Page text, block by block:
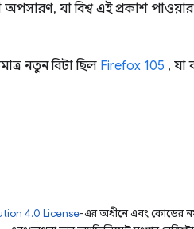
অপসারণ, যা বিশ্ব এই প্রকাশ
নতুন বিটা ছিল Firefox 105 , যা
4.0 License-এর অধীনে এবং কোডের